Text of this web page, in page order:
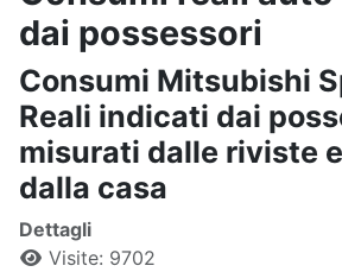
dai possessori
Consumi Mitsubishi
Reali indicati dai
misurati dalle riviste
dalla casa
Dettagli
Visite: 9702